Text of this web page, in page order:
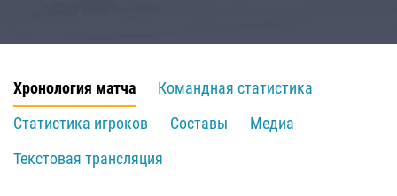
Хронология матча
Командная статистика
Статистика игроков
Составы
Медиа
Текстовая трансляция